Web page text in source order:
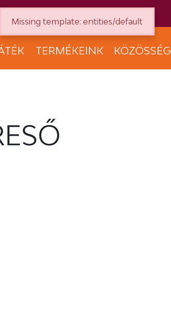
TERMÉKEINK KÖZÖSSÉG
Missing template: entities/default